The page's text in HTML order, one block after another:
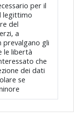
per il
legittimo
del
a
prevalgano gli
le libertà
che
dei dati
se